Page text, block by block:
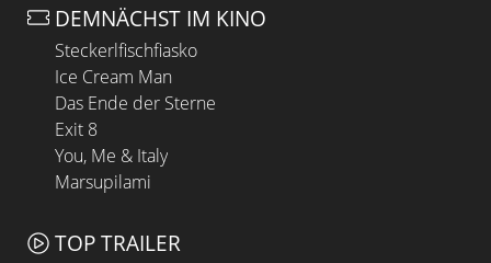
DEMNÄCHST IM KINO
Steckerlfischfiasko
Ice Cream Man
Das Ende der Sterne
Exit 8
You, Me & Italy
Marsupilami
TOP TRAILER